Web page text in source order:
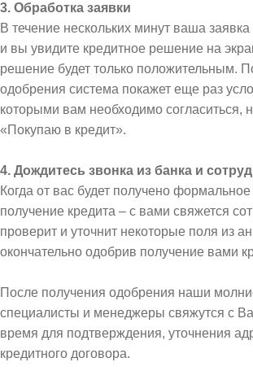
3. Обработка заявки
В течение нескольких минут ваша
и вы увидите кредитное решение на
решение будет только положительным.
одобрения система покажет еще раз
которыми вам необходимо согласиться,
«Покупаю в кредит».
4. Дождитесь звонка из банка и
Когда от вас будет получено
получение кредита – с вами свяжется
проверит и уточнит некоторые поля из
окончательно одобрив получение вами
После получения одобрения наши
специалисты и менеджеры свяжутся с
время для подтверждения, уточнения
кредитного договора.